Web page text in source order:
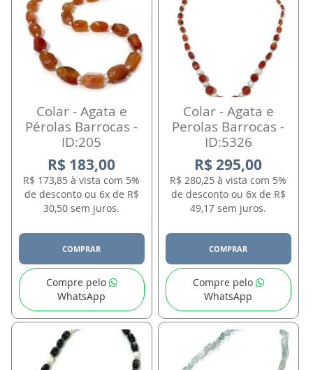
Colar - Agata e
Pérolas Barrocas -
ID:205
R$ 183,00
R$ 173,85 à vista com 5%
de desconto ou 6x de R$
30,50 sem juros.
COMPRAR
Compre pelo
WhatsApp
Colar - Agata e
Perolas Barrocas -
ID:5326
R$ 295,00
R$ 280,25 à vista com 5%
de desconto ou 6x de R$
49,17 sem juros.
COMPRAR
Compre pelo
WhatsApp